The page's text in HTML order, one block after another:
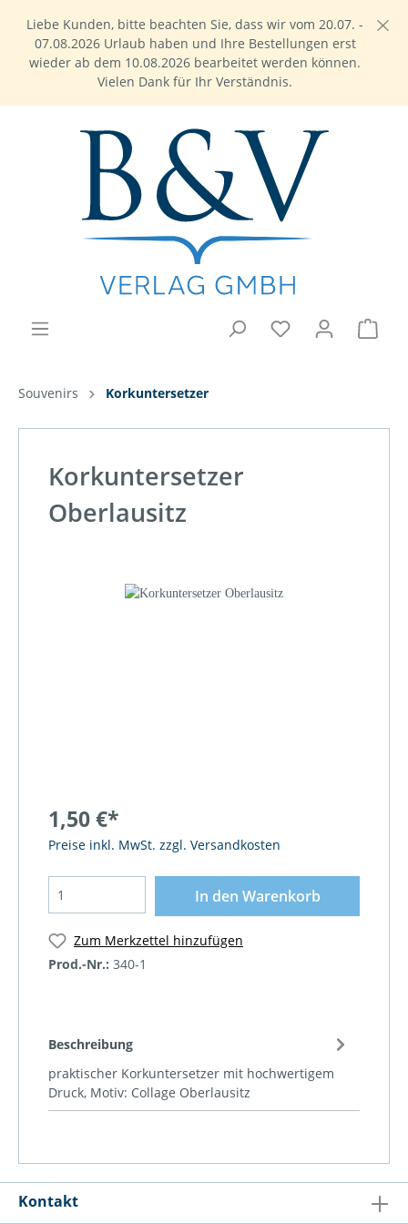
Liebe Kunden, bitte beachten Sie, dass wir vom 20.07. -
07.08.2026 Urlaub haben und Ihre Bestellungen erst
wieder ab dem 10.08.2026 bearbeitet werden können.
Vielen Dank für Ihr Verständnis.
Souvenirs Korkuntersetzer
Korkuntersetzer
Oberlausitz
1,50 €*
Preise inkl. MwSt. zzgl. Versandkosten
In den Warenkorb
Zum Merkzettel hinzufügen
Prod.-Nr.: 340-1
Beschreibung
praktischer Korkuntersetzer mit hochwertigem
Druck, Motiv: Collage Oberlausitz
Kontakt